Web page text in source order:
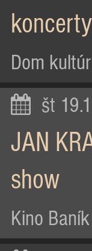
koncerty
Dom
št
JAN
show
Kino Baník